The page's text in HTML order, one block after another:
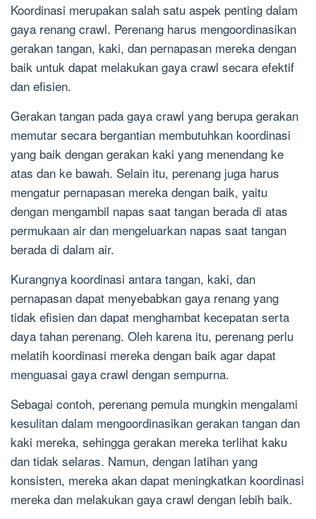
Koordinasi merupakan salah satu aspek penting dalam
gaya renang crawl. Perenang harus mengoordinasikan
gerakan tangan, kaki, dan pernapasan mereka dengan
baik untuk dapat melakukan gaya crawl secara efektif
dan efisien.
Gerakan tangan pada gaya crawl yang berupa gerakan
memutar secara bergantian membutuhkan koordinasi
yang baik dengan gerakan kaki yang menendang ke
atas dan ke bawah. Selain itu, perenang juga harus
mengatur pernapasan mereka dengan baik, yaitu
dengan mengambil napas saat tangan berada di atas
permukaan air dan mengeluarkan napas saat tangan
berada di dalam air.
Kurangnya koordinasi antara tangan, kaki, dan
pernapasan dapat menyebabkan gaya renang yang
tidak efisien dan dapat menghambat kecepatan serta
daya tahan perenang. Oleh karena itu, perenang perlu
melatih koordinasi mereka dengan baik agar dapat
menguasai gaya crawl dengan sempurna.
Sebagai contoh, perenang pemula mungkin mengalami
kesulitan dalam mengoordinasikan gerakan tangan dan
kaki mereka, sehingga gerakan mereka terlihat kaku
dan tidak selaras. Namun, dengan latihan yang
konsisten, mereka akan dapat meningkatkan koordinasi
mereka dan melakukan gaya crawl dengan lebih baik.